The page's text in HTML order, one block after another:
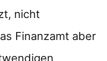
nicht
Finanzamt aber